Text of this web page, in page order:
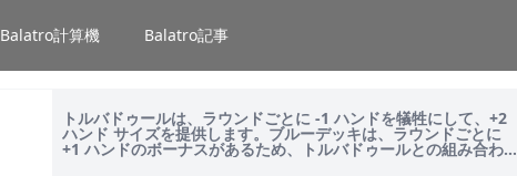
Balatro計算機 Balatro記事
トルバドゥールは、ラウンドごとに -1 ハンドを犠牲にして、+2
ハンド サイズを提供します。ブルーデッキは、ラウンドごとに
+1 ハンドのボーナスがあるため、トルバドゥールとの組み合わ
せが最も効果的...